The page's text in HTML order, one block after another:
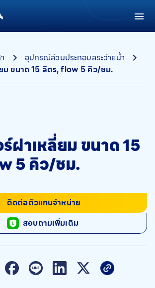
อุปกรณ์ส่วนประกอบสระว่ายน้ำ
ม ขนาด 15 ลิตร, flow 5 คิว/ชม.
ฝาเหลี่ยม ขนาด 15
5 คิว/ชม.
ติดต่อตัวแทนจำหน่าย
สอบถามเพิ่มเติม